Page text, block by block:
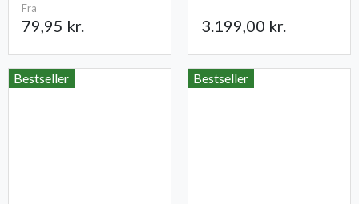
Fra
79,95 kr. 3.199,00 kr.
Bestseller Bestseller